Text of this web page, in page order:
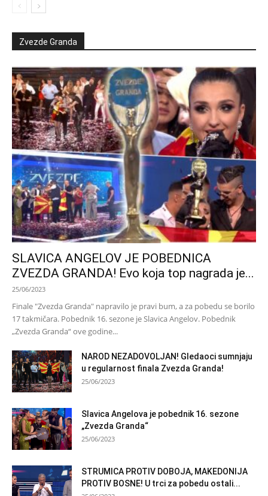
Zvezde Granda
SLAVICA ANGELOV JE POBEDNICA
ZVEZDA GRANDA! Evo koja top nagrada je...
25/06/2023
Finale "Zvezda Granda" napravilo je pravi bum, a za pobedu se borilo
17 takmičara. Pobednik 16. sezone je Slavica Angelov. Pobednik
„Zvezda Granda“ ove godine...
NAROD NEZADOVOLJAN! Gledaoci sumnjaju
u regularnost finala Zvezda Granda!
25/06/2023
Slavica Angelova je pobednik 16. sezone
„Zvezda Granda“
25/06/2023
STRUMICA PROTIV DOBOJA, MAKEDONIJA
PROTIV BOSNE! U trci za pobedu ostali...